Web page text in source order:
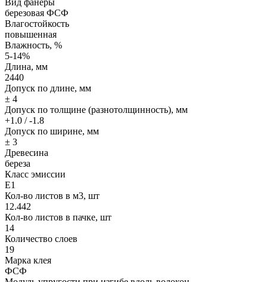
Вид фанеры
березовая ФСФ
Влагостойкость
повышенная
Влажность, %
5-14%
Длина, мм
2440
Допуск по длине, мм
± 4
Допуск по толщине (разнотолщинность), мм
+1.0 / -1.8
Допуск по ширине, мм
± 3
Древесина
береза
Класс эмиссии
Е1
Кол-во листов в м3, шт
12.442
Кол-во листов в пачке, шт
14
Количество слоев
19
Марка клея
ФСФ